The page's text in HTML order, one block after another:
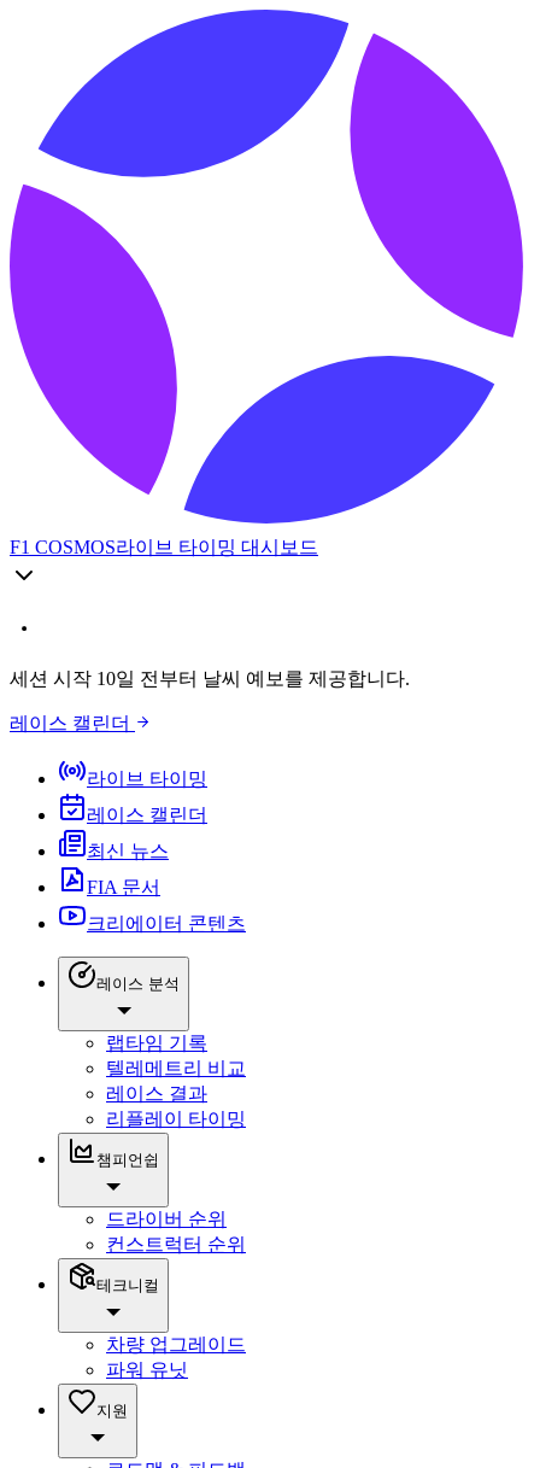
F1 COSMOS라이브 타이밍 대시보드
세션 시작 10일 전부터 날씨 예보를 제공합니다.
레이스 캘린더
라이브 타이밍
레이스 캘린더
최신 뉴스
FIA 문서
크리에이터 콘텐츠
레이스 분석
랩타임 기록
텔레메트리 비교
레이스 결과
리플레이 타이밍
챔피언쉽
드라이버 순위
컨스트럭터 순위
테크니컬
차량 업그레이드
파워 유닛
지원